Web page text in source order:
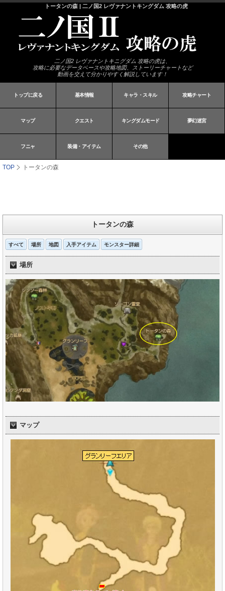
トータンの森 | 二ノ国2 レヴァナントキングダム 攻略の虎
二ノ国2 レヴァナントキニグダム 攻略の虎は、
攻略に必要なデータベースや攻略地図、ストーリーチャートなど
動画を交えて分かりやすく解説しています！
トップに戻る 基本情報 キャラ・スキル 攻略チャート
マップ クエスト キングダムモード 夢幻迷宮
フニャ 装備・アイテム その他
TOP トータンの森
トータンの森
すべて 場所 地図 入手アイテム モンスター詳細
場所
マップ